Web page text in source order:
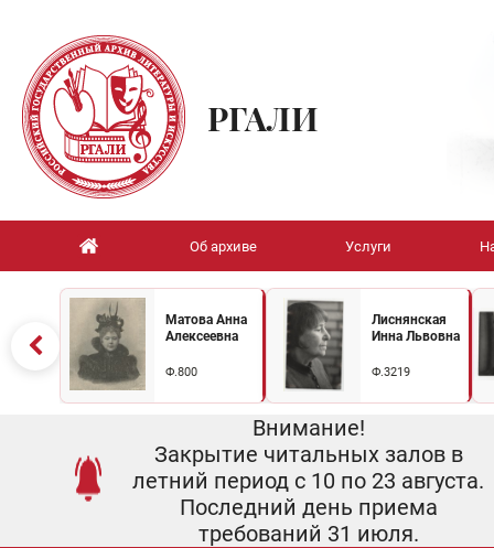
РГАЛИ
Об архиве Услуги
Матова Анна
Алексеевна
Ф.800
Лиснянская
Инна Львовна
Ф.3219
Внимание!
Закрытие читальных залов в
летний период с 10 по 23 августа.
Последний день приема
требований 31 июля.